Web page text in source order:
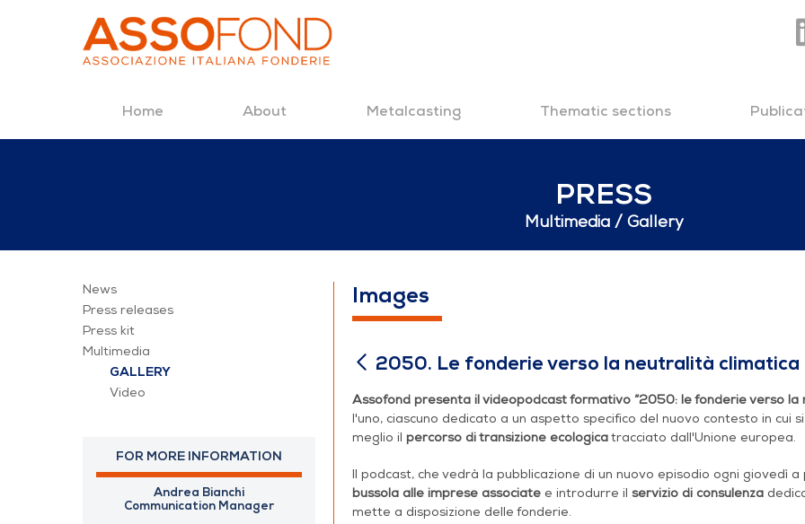
Home About Metalcasting Thematic sections
PRESS
Multimedia Gallery
2050. Le fonderie verso la neutralità
News
Press releases
Press kit
Multimedia
GALLERY
Video
FOR MORE INFORMATION
Andrea Bianchi
Communication Manager
Images
2050. Le fonderie verso la neutralità climatica
Assofond presenta il videopodcast formativo “2050: le fonderie verso la
l'uno, ciascuno dedicato a un aspetto specifico del nuovo contesto in
meglio il percorso di transizione ecologicatracciato dall'Unione europea.
Il podcast, che vedrà la pubblicazione di un nuovo episodio ogni giovedì
bussola alle imprese associate e introdurre il servizio di consulenza
mette a disposizione delle fonderie.